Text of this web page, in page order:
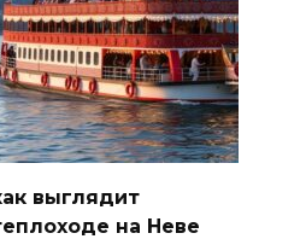
выглядит
на Неве